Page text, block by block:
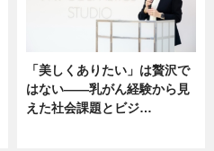
「美しくありたい」は贅沢で
はない――乳がん経験から見
えた社会課題とビジ…